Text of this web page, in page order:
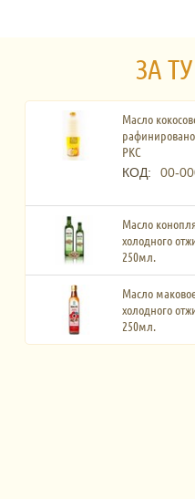
ЗА
Масло
РКС
КОД: 00-
Масло
холодного
250мл.
Масло
холодного
250мл.